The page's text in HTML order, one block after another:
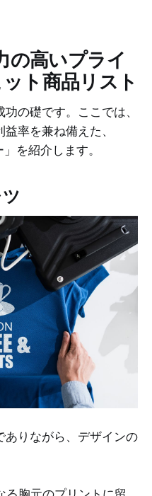
の高いプライ
ト商品リスト
の礎です。ここでは、
率を兼ね備えた、
を紹介します。
ありながら、デザインの